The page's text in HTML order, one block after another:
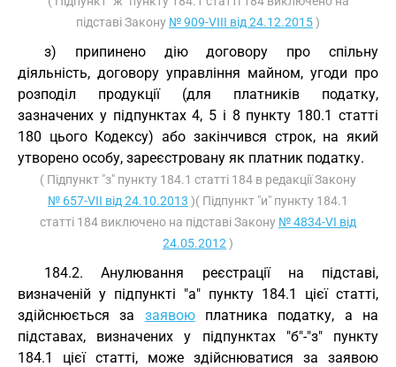
підставі Закону № 909-VIII від 24.12.2015)
з) припинено дію договору про спільну
діяльність, договору управління майном, угоди про
розподіл продукції (для платників податку,
зазначених у підпунктах 4, 5 і 8 пункту 180.1 статті
180 цього Кодексу) або закінчився строк, на який
утворено особу, зареєстровану як платник податку.
( Підпункт "з" пункту 184.1 статті 184 в редакції Закону
№ 657-VII від 24.10.2013 )( Підпункт "и" пункту 184.1
статті 184 виключено на підставі Закону № 4834-VI від
24.05.2012 )
184.2. Анулювання реєстрації на підставі,
визначеній у підпункті "а" пункту 184.1 цієї статті,
здійснюється за заявоюплатника податку, а на
підставах, визначених у підпунктах "б"-"з" пункту
184.1 цієї статті, може здійснюватися за заявою